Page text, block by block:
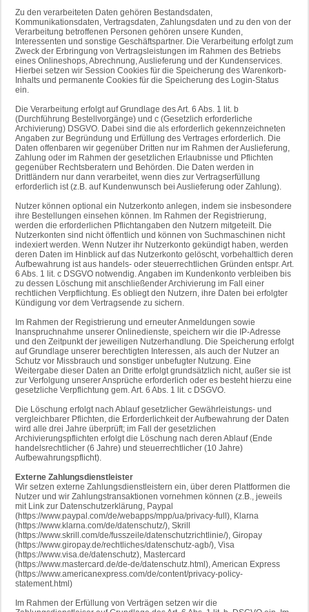
Zu den verarbeiteten Daten gehören Bestandsdaten,
Kommunikationsdaten, Vertragsdaten, Zahlungsdaten und zu den von der
Verarbeitung betroffenen Personen gehören unsere Kunden,
Interessenten und sonstige Geschäftspartner. Die Verarbeitung erfolgt zum
Zweck der Erbringung von Vertragsleistungen im Rahmen des Betriebs
eines Onlineshops, Abrechnung, Auslieferung und der Kundenservices.
Hierbei setzen wir Session Cookies für die Speicherung des Warenkorb-
Inhalts und permanente Cookies für die Speicherung des Login-Status
ein.
Die Verarbeitung erfolgt auf Grundlage des Art. 6 Abs. 1 lit. b
(Durchführung Bestellvorgänge) und c (Gesetzlich erforderliche
Archivierung) DSGVO. Dabei sind die als erforderlich gekennzeichneten
Angaben zur Begründung und Erfüllung des Vertrages erforderlich. Die
Daten offenbaren wir gegenüber Dritten nur im Rahmen der Auslieferung,
Zahlung oder im Rahmen der gesetzlichen Erlaubnisse und Pflichten
gegenüber Rechtsberatern und Behörden. Die Daten werden in
Drittländern nur dann verarbeitet, wenn dies zur Vertragserfüllung
erforderlich ist (z.B. auf Kundenwunsch bei Auslieferung oder Zahlung).
Nutzer können optional ein Nutzerkonto anlegen, indem sie insbesondere
ihre Bestellungen einsehen können. Im Rahmen der Registrierung,
werden die erforderlichen Pflichtangaben den Nutzern mitgeteilt. Die
Nutzerkonten sind nicht öffentlich und können von Suchmaschinen nicht
indexiert werden. Wenn Nutzer ihr Nutzerkonto gekündigt haben, werden
deren Daten im Hinblick auf das Nutzerkonto gelöscht, vorbehaltlich deren
Aufbewahrung ist aus handels- oder steuerrechtlichen Gründen entspr. Art.
6 Abs. 1 lit. c DSGVO notwendig. Angaben im Kundenkonto verbleiben bis
zu dessen Löschung mit anschließender Archivierung im Fall einer
rechtlichen Verpflichtung. Es obliegt den Nutzern, ihre Daten bei erfolgter
Kündigung vor dem Vertragsende zu sichern.
Im Rahmen der Registrierung und erneuter Anmeldungen sowie
Inanspruchnahme unserer Onlinedienste, speichern wir die IP-Adresse
und den Zeitpunkt der jeweiligen Nutzerhandlung. Die Speicherung erfolgt
auf Grundlage unserer berechtigten Interessen, als auch der Nutzer an
Schutz vor Missbrauch und sonstiger unbefugter Nutzung. Eine
Weitergabe dieser Daten an Dritte erfolgt grundsätzlich nicht, außer sie ist
zur Verfolgung unserer Ansprüche erforderlich oder es besteht hierzu eine
gesetzliche Verpflichtung gem. Art. 6 Abs. 1 lit. c DSGVO.
Die Löschung erfolgt nach Ablauf gesetzlicher Gewährleistungs- und
vergleichbarer Pflichten, die Erforderlichkeit der Aufbewahrung der Daten
wird alle drei Jahre überprüft; im Fall der gesetzlichen
Archivierungspflichten erfolgt die Löschung nach deren Ablauf (Ende
handelsrechtlicher (6 Jahre) und steuerrechtlicher (10 Jahre)
Aufbewahrungspflicht).
Externe Zahlungsdienstleister
Wir setzen externe Zahlungsdienstleistern ein, über deren Plattformen die
Nutzer und wir Zahlungstransaktionen vornehmen können (z.B., jeweils
mit Link zur Datenschutzerklärung, Paypal
(https://www.paypal.com/de/webapps/mpp/ua/privacy-full), Klarna
(https://www.klarna.com/de/datenschutz/), Skrill
(https://www.skrill.com/de/fusszeile/datenschutzrichtlinie/), Giropay
(https://www.giropay.de/rechtliches/datenschutz-agb/), Visa
(https://www.visa.de/datenschutz), Mastercard
(https://www.mastercard.de/de-de/datenschutz.html), American Express
(https://www.americanexpress.com/de/content/privacy-policy-
statement.html)
Im Rahmen der Erfüllung von Verträgen setzen wir die